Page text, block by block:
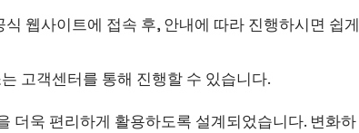
웹사이트에 접속 후, 안내에 따라 진행하시면 쉽게
고객센터를 통해 진행할 수 있습니다.
더욱 편리하게 활용하도록 설계되었습니다. 변화하